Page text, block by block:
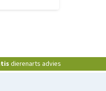
dierenarts advies